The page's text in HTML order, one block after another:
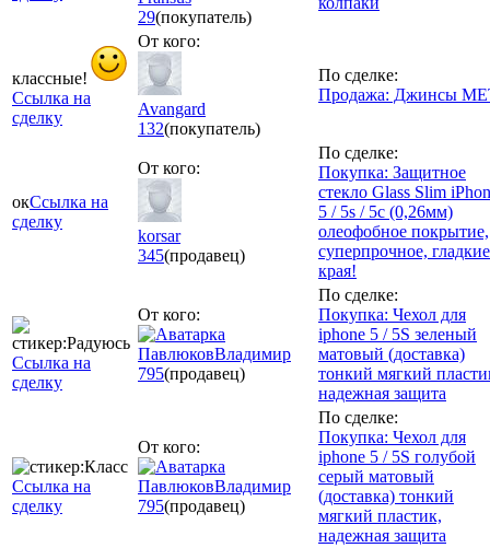
29(покупатель)
классные!
Ссылка на
сделку
От кого:
Avangard
132(покупатель)
По сделке:
Продажа: Джинсы
окСсылка на
сделку
От кого:
korsar
345(продавец)
По сделке:
Покупка: Защитное
стекло Glass Slim
5 / 5s / 5c (0,26мм)
олеофобное покрытие,
суперпрочное, гладкие
края!
Ссылка на
сделку
От кого:
ПавлюковВладимир
795(продавец)
По сделке:
Покупка: Чехол для
iphone 5 / 5S зеленый
матовый (доставка)
тонкий мягкий
надежная защита
Ссылка на
сделку
От кого:
ПавлюковВладимир
795(продавец)
По сделке:
Покупка: Чехол для
iphone 5 / 5S голубой
серый матовый
(доставка) тонкий
мягкий пластик,
надежная защита